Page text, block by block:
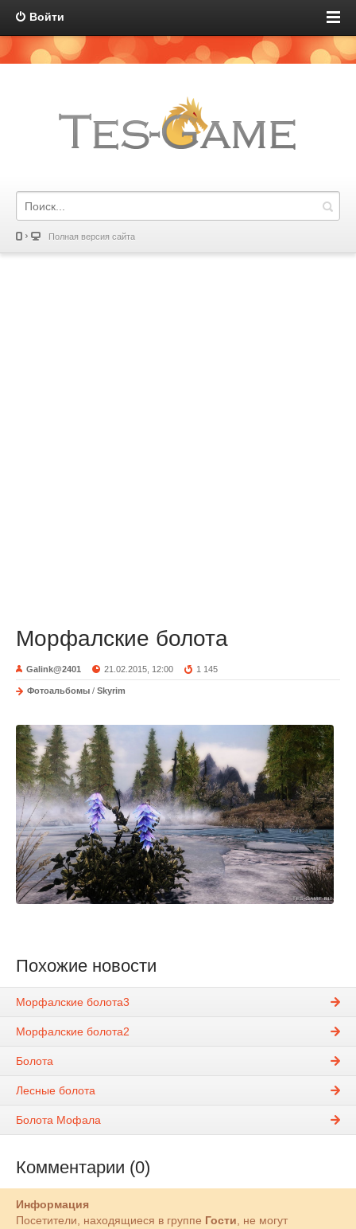
Войти
Полная версия сайта
Морфалские болота
Galink@2401 21.02.2015, 12:00 1 145
Фотоальбомы / Skyrim
Похожие новости
Морфалские болота3
Морфалские болота2
Болота
Лесные болота
Болота Мофала
Комментарии (0)
Информация
Посетители, находящиеся в группе Гости , не могут